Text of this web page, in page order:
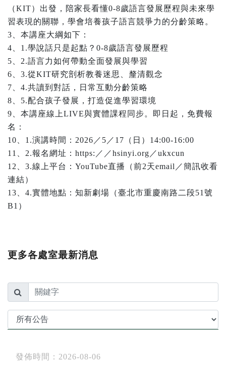
（KIT）出發，陪家長看懂0-8歲語言發展歷程與未來學
習表現的關聯，學會培養孩子語言競爭力的分齡策略。
3、本講座大綱如下：
4、1.學說話只是起點？0-8歲語言發展歷程
5、2.語言力如何帶動全面發展與學習
6、3.從KIT研究剖析教養迷思、釐清觀念
7、4.共讀到對話，日常互動分齡策略
8、5.配合孩子發展，打造促進學習環境
9、本講座線上LIVE與實體課程同步。即日起，免費報
名：
10、1.演講時間：2026／5／17（日）14:00-16:00
11、2.報名網址：https:／／hsinyi.org／ukxcun
12、3.線上平台：YouTube直播（前2天email／簡訊收看
連結）
13、4.實體地點：知新劇場（臺北市重慶南路二段51號
B1）
更多各處室最新消息
發佈時間：2026-08-06